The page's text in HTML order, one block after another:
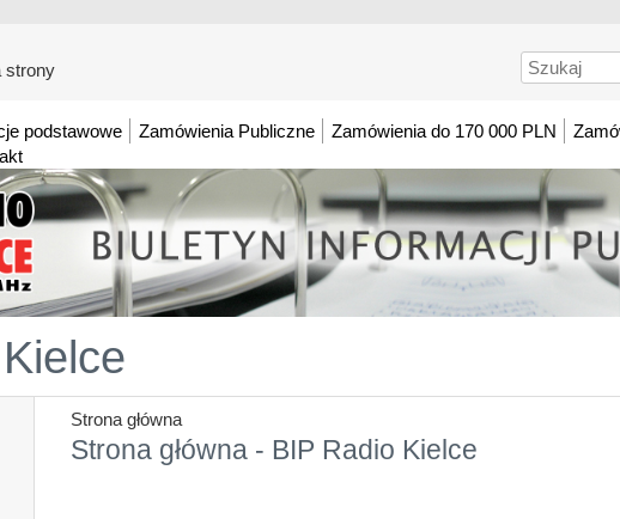
strony Szukaj
podstawowe Zamówienia Publiczne Zamówienia do 170 000 PLN
Strona główna
Strona główna - BIP Radio Kielce